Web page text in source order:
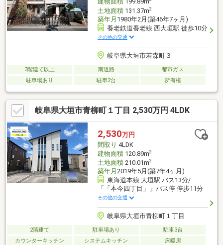
建物面積199.89m
土地面積131.37m2
築年月 1980年2月(築46年7ヶ月)
養老鉄道養老線 西大垣駅 徒歩10分
その他の交通
岐阜県大垣市若森町３
3階建て以上 南道路
都市ガス
駐車場あり
駐車2台 所有権
岐阜県大垣市青柳町１丁目 2,530万円 4LDK
2,530万円
間取り 4LDK
建物面積120.89m2
土地面積210.01m2
築年月 2019年5月(築7年4ヶ月)
東海道本線 大垣駅 バス13分/
「「本今四丁目」」バス停 停歩11分
その他の交通
岐阜県大垣市青柳町１丁目
2階建て 駐車場あり
駐車3台
カウンターキッチン
システムキッチン 床暖房